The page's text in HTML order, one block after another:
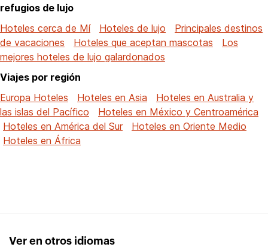
refugios de lujo
Hoteles cerca de Mí
Hoteles de lujo
Principales destinos
de vacaciones
Hoteles que aceptan mascotas
Los
mejores hoteles de lujo galardonados
Viajes por región
Europa Hoteles
Hoteles en Asia
Hoteles en Australia y
las islas del Pacífico
Hoteles en México y Centroamérica
Hoteles en América del Sur
Hoteles en Oriente Medio
Hoteles en África
Ver en otros idiomas